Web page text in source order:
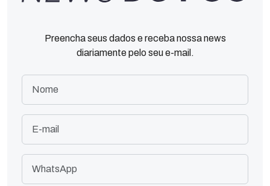
Preencha seus dados e receba nossa news
diariamente pelo seu e-mail.